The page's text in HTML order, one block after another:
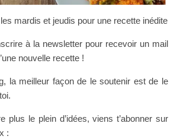
mardis et jeudis pour une recette inédite
à la newsletter pour recevoir un mail
nouvelle recette !
la meilleur façon de le soutenir est de le
plus le plein d’idées, viens t’abonner sur
: